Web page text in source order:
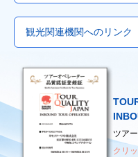
▶関西国際空港
▶中部国際空港
▶新千歳空港
▶Visit Japan Webサービス
▶観光庁
▶外務省
厚生労働省
（海外へ渡航されるみなさ
観光関連機関へのリンク
▶日本観光振興協会
日本観光通訳協会
日本地図センター
ツア
クリ